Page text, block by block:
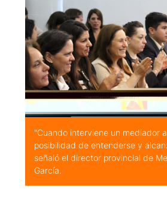
"Cuando interviene un mediador
posibilidad de entenderse y
señaló el director provincial de
García.